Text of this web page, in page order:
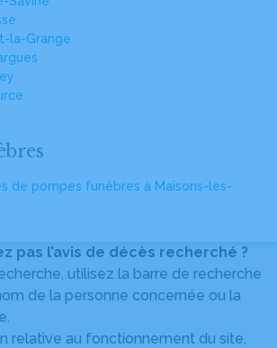
la-Grange
de pompes funèbres à Maisons-lès-
pas l’avis de décès recherché ?
utilisez la barre de recherche
de la personne concernée ou la
relative au fonctionnement du site,